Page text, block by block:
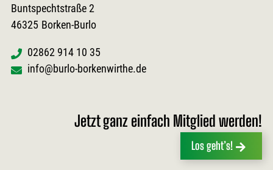
Buntspechtstraße 2
46325 Borken-Burlo
02862 914 10 35
info@burlo-borkenwirthe.de
Jetzt ganz einfach Mitglied werden!
Los geht’s!